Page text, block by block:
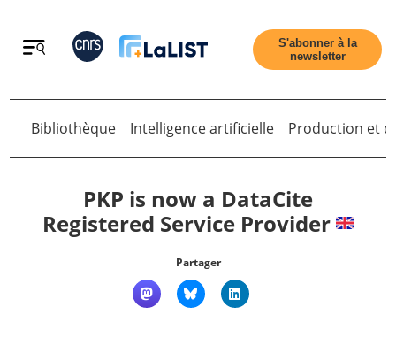
Retour
S'abonner à la
newsletter
Retour
Bibliothèque Intelligence artificielle Production et
PKP is now a DataCite
Registered Service Provider
Partager